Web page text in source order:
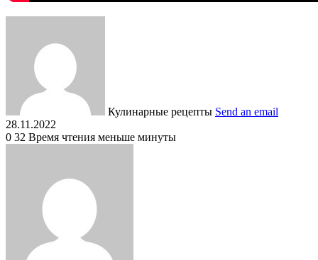
Кулинарные рецепты Send an email
28.11.2022
0 32 Время чтения меньше минуты